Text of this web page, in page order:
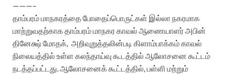
———–
தாம்பரம் மாநகரத்தை போதைப்பொருட்கள் இல்லா நகரமாக
மாற்றுவதற்காக தாம்பரம் மாநகர காவல் ஆணையாளர் அபின்
தினேக்ஷ் மோதக், அறிவுறுத்தலின்படி கிளாம்பாக்கம் காவல்
நிலையத்தில் உள்ள கலந்தாய்வு கூடத்தில் ஆலோசனை கூட்டம்
நடத்தப்பட்டது.ஆலோசனைக் கூட்டத்தில், பள்ளி மற்றும்